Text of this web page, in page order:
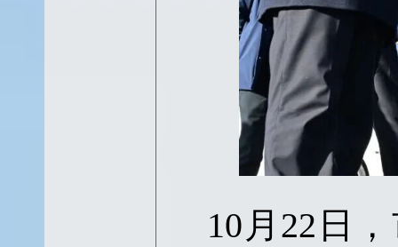
10月22日